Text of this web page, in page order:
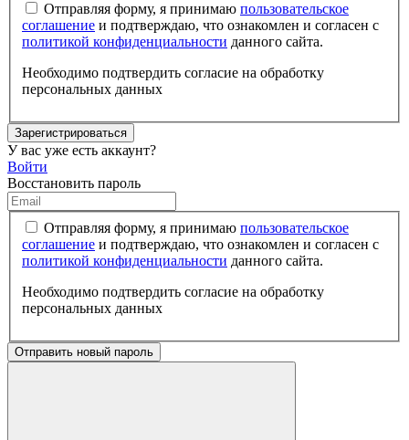
Отправляя форму, я принимаю пользовательское
соглашение и подтверждаю, что ознакомлен и согласен с
политикой конфиденциальности данного сайта.
Необходимо подтвердить согласие на обработку
персональных данных
Зарегистрироваться
У вас уже есть аккаунт?
Войти
Восстановить пароль
Отправляя форму, я принимаю пользовательское
соглашение и подтверждаю, что ознакомлен и согласен с
политикой конфиденциальности данного сайта.
Необходимо подтвердить согласие на обработку
персональных данных
Отправить новый пароль